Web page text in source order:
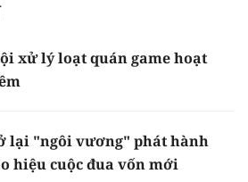
xử lý loạt quán game hoạt
lại "ngôi vương" phát hành
hiệu cuộc đua vốn mới